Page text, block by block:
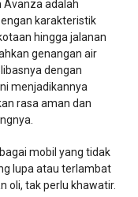
Avanza adalah
karakteristik
hingga jalanan
genangan air
dengan
menjadikannya
rasa aman dan
mobil yang tidak
lupa atau terlambat
oli, tak perlu khawatir.